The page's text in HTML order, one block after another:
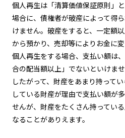
個人再生は「清算価値保証原則」
場合に、債権者が破産によって得
けません。破産をすると、一定額
から預かり、売却等によりお金に
個人再生をする場合、支払い額は
合の配当額以上」でないといけませ
したがって、財産をあまり持って
している財産が理由で支払い額が
せんが、財産をたくさん持ってい
なることがありえます。